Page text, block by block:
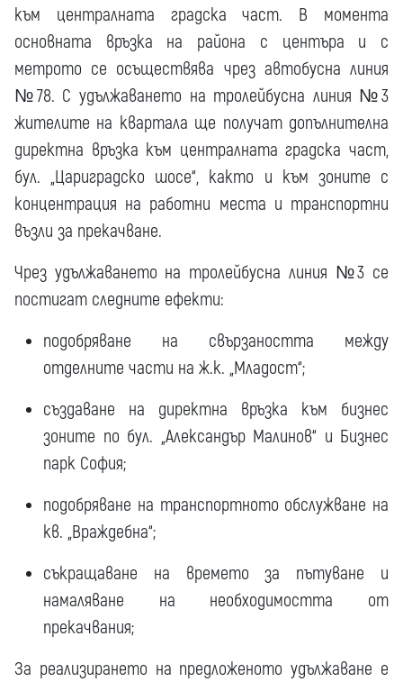
към централната градска част. В момента
основната връзка на района с центъра и с
метрото се осъществява чрез автобусна линия
№78. С удължаването на тролейбусна линия №3
жителите на квартала ще получат допълнителна
директна връзка към централната градска част,
бул. „Цариградско шосе“, както и към зоните с
концентрация на работни места и транспортни
възли за прекачване.
Чрез удължаването на тролейбусна линия №3 се
постигат следните ефекти:
подобряване на свързаността между
отделните части на ж.к. „Младост“;
създаване на директна връзка към бизнес
зоните по бул. „Александър Малинов“ и Бизнес
парк София;
подобряване на транспортното обслужване на
кв. „Враждебна“;
съкращаване на времето за пътуване и
намаляване на необходимостта от
прекачвания;
За реализирането на предложеното удължаване е